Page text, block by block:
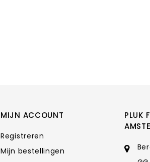
MIJN ACCOUNT
Registreren
Mijn bestellingen
PLUK